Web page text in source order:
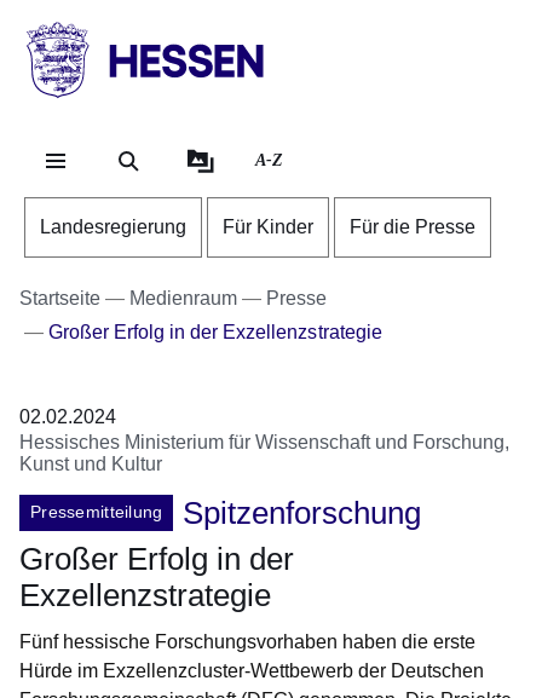
HESSEN
Landesregierung
A-Z
Landesregierung Für Kinder Für die Presse
Startseite Medienraum
Presse
Großer Erfolg in der Exzellenzstrategie
02.02.2024
Hessisches Ministerium für Wissenschaft und Forschung,
Kunst und Kultur
Pressemitteilung
Spitzenforschung
Großer Erfolg in der
Exzellenzstrategie
Fünf hessische Forschungsvorhaben haben die erste
Hürde im Exzellenzcluster-Wettbewerb der Deutschen